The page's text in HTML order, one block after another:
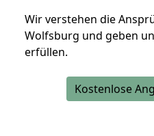
Wir verstehen die
Wolfsburg und geben
erfüllen.
Kostenlose